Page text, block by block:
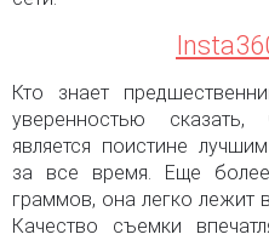
Кто знает
уверенностью
является поистине
за все время. Еще
граммов, она легко лежит
Качество съемки